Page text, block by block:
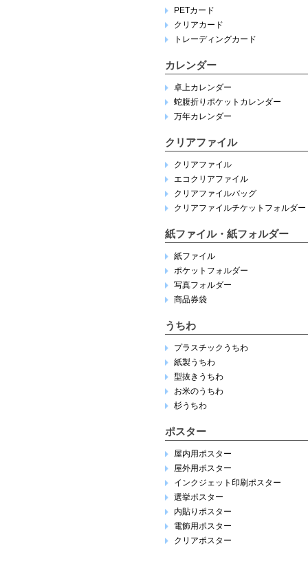
PETカード
クリアカード
トレーディングカード
カレンダー
卓上カレンダー
蛇腹折りポケットカレンダー
万年カレンダー
クリアファイル
クリアファイル
エコクリアファイル
クリアファイルバッグ
クリアファイルチケットフォルダー
紙ファイル・紙フォルダー
紙ファイル
ポケットフォルダー
写真フォルダー
商品券袋
うちわ
プラスチックうちわ
紙製うちわ
型抜きうちわ
お米のうちわ
杉うちわ
ポスター
屋内用ポスター
屋外用ポスター
インクジェット印刷ポスター
選挙ポスター
内貼りポスター
電飾用ポスター
クリアポスター